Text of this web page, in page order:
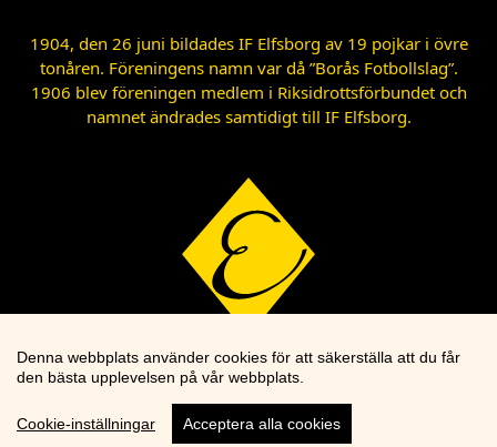
1904, den 26 juni bildades IF Elfsborg av 19 pojkar i övre
tonåren. Föreningens namn var då ”Borås Fotbollslag”.
1906 blev föreningen medlem i Riksidrottsförbundet och
namnet ändrades samtidigt till IF Elfsborg.
Denna webbplats använder cookies för att säkerställa att du får
den bästa upplevelsen på vår webbplats.
Cookie-inställningar Acceptera alla cookies